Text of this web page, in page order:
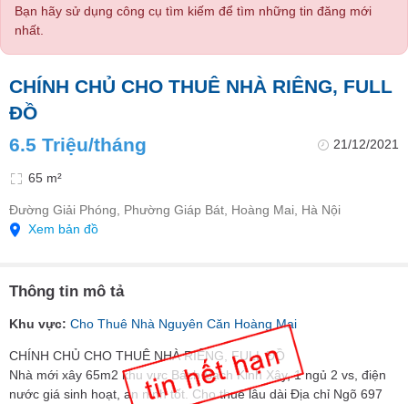
Bạn hãy sử dụng công cụ tìm kiếm để tìm những tin đăng mới
nhất.
CHÍNH CHỦ CHO THUÊ NHÀ RIÊNG, FULL
ĐỒ
6.5 Triệu/tháng
21/12/2021
65 m²
Đường Giải Phóng, Phường Giáp Bát, Hoàng Mai, Hà Nội
Xem bản đồ
Thông tin mô tả
Khu vực: Cho Thuê Nhà Nguyên Căn Hoàng Mai
CHÍNH CHỦ CHO THUÊ NHÀ RIÊNG, FULL ĐỒ
Nhà mới xây 65m2 khu vực Bách Bạch Kinh Xây, 1 ngủ 2 vs, điện
nước giá sinh hoạt, an ninh tốt. Cho thuê lâu dài Địa chỉ Ngõ 697